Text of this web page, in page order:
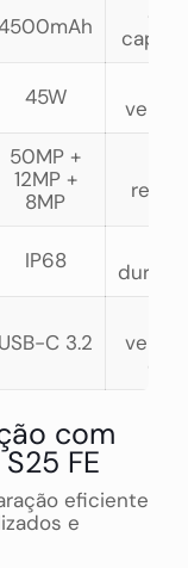
45W
50MP +
12MP +
8MP
IP68
USB-C 3.2
com
FE
eficiente
e